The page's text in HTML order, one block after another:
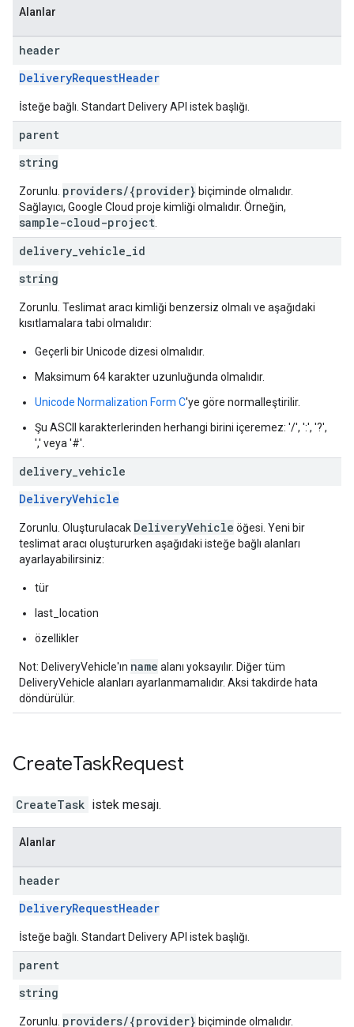
Alanlar
header
DeliveryRequestHeader
İsteğe bağlı. Standart Delivery API istek başlığı.
parent
string
Zorunlu. providers/{provider} biçiminde olmalıdır.
Sağlayıcı, Google Cloud proje kimliği olmalıdır. Örneğin,
sample-cloud-project
delivery vehicle id
string
Zorunlu. Teslimat aracı kimliği benzersiz olmalı ve aşağıdaki
kısıtlamalara tabi olmalıdır:
Geçerli bir Unicode dizesi olmalıdır.
Maksimum 64 karakter uzunluğunda olmalıdır.
Unicode Normalization Form C'ye göre normalleştirilir.
Şu ASCII karakterlerinden herhangi birini içeremez: '/', ':', '?',
',' veya '#'.
delivery vehicle
DeliveryVehicle
Zorunlu. Oluşturulacak DeliveryVehicle öğesi. Yeni bir
teslimat aracı oluştururken aşağıdaki isteğe bağlı alanları
ayarlayabilirsiniz:
tür
last_location
özellikler
Not: DeliveryVehicle'ın name alanı yoksayılır. Diğer tüm
DeliveryVehicle alanları ayarlanmamalıdır. Aksi takdirde hata
döndürülür.
CreateTaskRequest
CreateTask istek mesajı.
Alanlar
header
DeliveryRequestHeader
İsteğe bağlı. Standart Delivery API istek başlığı.
parent
string
Zorunlu. providers/{provider} biçiminde olmalıdır.